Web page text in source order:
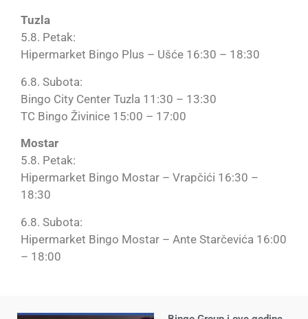
Tuzla
5.8. Petak:
Hipermarket Bingo Plus – Ušće 16:30 – 18:30
6.8. Subota:
Bingo City Center Tuzla 11:30 – 13:30
TC Bingo Živinice 15:00 – 17:00
Mostar
5.8. Petak:
Hipermarket Bingo Mostar – Vrapčići 16:30 –
18:30
6.8. Subota:
Hipermarket Bingo Mostar – Ante Starčevića 16:00
– 18:00